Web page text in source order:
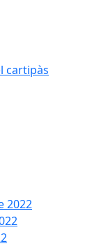
cartipàs
2022